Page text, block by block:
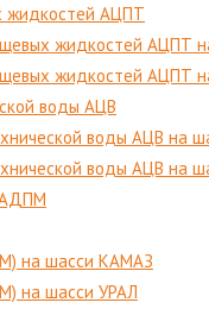
жидкостей АЦПТ
жидкостей АЦПТ
жидкостей АЦПТ
воды АЦВ
воды АЦВ на
воды АЦВ на
АДПМ
на шасси КАМАЗ
на шасси УРАЛ